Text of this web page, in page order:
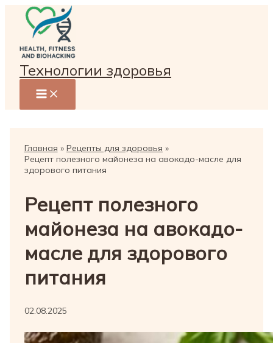
Перейти
содержимому
Технологии здоровья
Главная
Рецепты для здоровья
Рецепт полезного майонеза на авокадо-масле для
здорового питания
Рецепт полезного
майонеза на авокадо-
масле для здорового
питания
02.08.2025